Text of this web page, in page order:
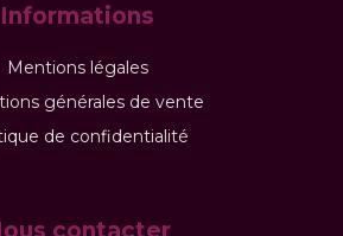
Informations
Mentions légales
générales de vente
de confidentialité